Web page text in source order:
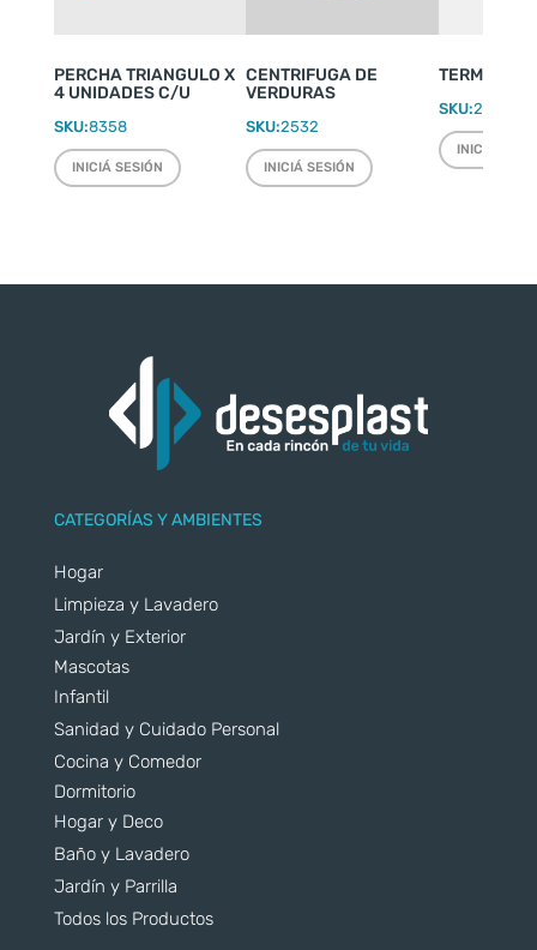
PERCHA TRIANGULO X
4 UNIDADES C/U
SKU:8358
INICIÁ SESIÓN
CENTRIFUGA DE
VERDURAS
SKU:2532
INICIÁ SESIÓN
TERMO
SKU:2220
INICIÁ
CATEGORÍAS Y AMBIENTES
Hogar
Limpieza y Lavadero
Jardín y Exterior
Mascotas
Infantil
Sanidad y Cuidado Personal
Cocina y Comedor
Dormitorio
Hogar y Deco
Baño y Lavadero
Jardín y Parrilla
Todos los Productos